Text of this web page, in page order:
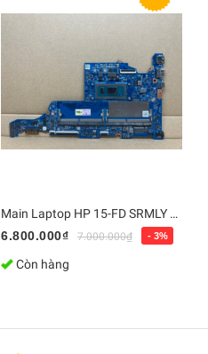
Main Laptop HP 15-FD SRMLY / i7-1355U, DA0PDIMB8G0 | Bo mạch chủ Zin, Chính Hãng
6.800.000₫
7.000.000₫ - 3%
Còn hàng